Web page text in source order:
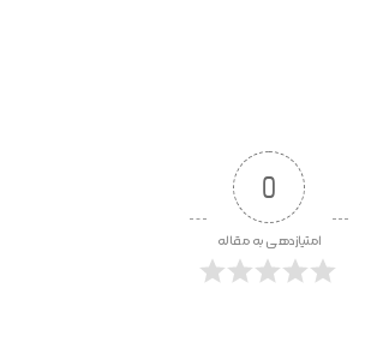
0
امتیازدهی به مقاله